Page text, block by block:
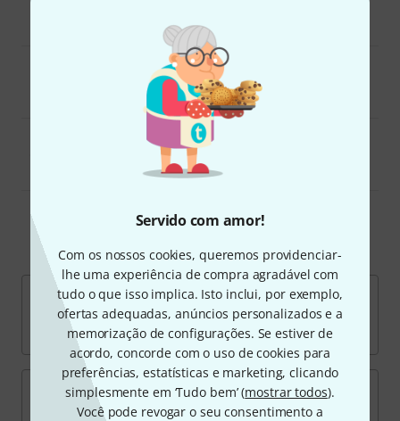
Servido com amor!
Com os nossos cookies, queremos providenciar-
lhe uma experiência de compra agradável com
tudo o que isso implica. Isto inclui, por exemplo,
ofertas adequadas, anúncios personalizados e a
memorização de configurações. Se estiver de
acordo, concorde com o uso de cookies para
preferências, estatísticas e marketing, clicando
simplesmente em ‘Tudo bem’ (mostrar todos).
Você pode revogar o seu consentimento a
Bancos e assentos reguláveis para piano
Outros acessórios para pianos